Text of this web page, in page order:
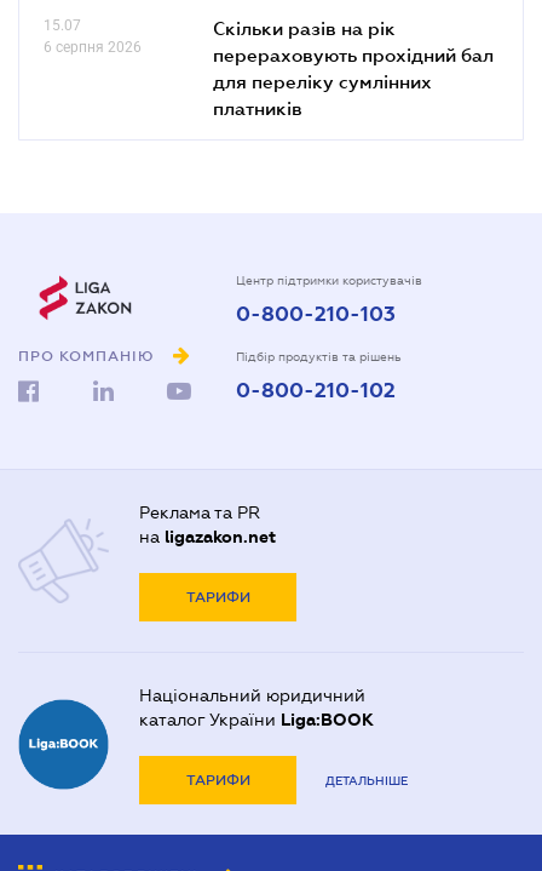
15.07
6 серпня 2026
Скільки разів на рік
перераховують прохідний бал
для переліку сумлінних
платників
ПРО КОМПАНІЮ
Центр підтримки користувачів
0-800-210-103
Підбір продуктів та рішень
0-800-210-102
Реклама та PR
на ligazakon.net
ТАРИФИ
Національний юридичний
каталог України Liga:BOOK
ТАРИФИ ДЕТАЛЬНІШЕ